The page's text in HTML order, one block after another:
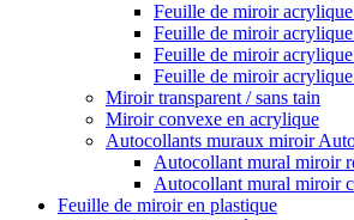
Feuille de miroir
Feuille de miroir
Feuille de miroir
Feuille de miroir
Miroir transparent / sans tain
Miroir convexe en acrylique
Autocollants muraux miroir
Autocollant mural miroir
Autocollant mural miroir
Feuille de miroir en plastique